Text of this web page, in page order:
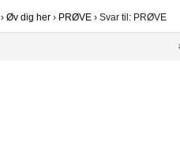
› Øv dig her › PRØVE › Svar til: PRØVE